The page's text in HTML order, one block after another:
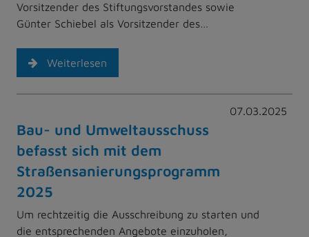
Vorsitzender des Stiftungsvorstandes sowie
Günter Schiebel als Vorsitzender des…
Weiterlesen
07.03.2025
Bau- und Umweltausschuss
befasst sich mit dem
Straßensanierungsprogramm
2025
Um rechtzeitig die Ausschreibung zu starten und
die entsprechenden Angebote einzuholen,